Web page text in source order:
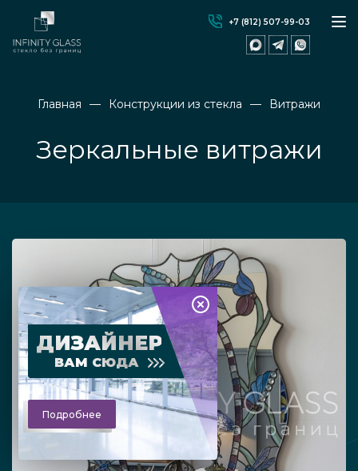
+7 (812) 507-99-03
Главная Конструкции из стекла Витражи
Зеркальные витражи
ДИЗАЙНЕР
ВАМ СЮДА
Подробнее